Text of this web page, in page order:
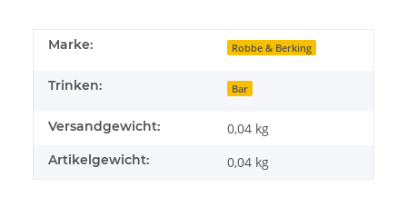
Marke: Robbe & Berking
Trinken: Bar
Versandgewicht: 0,04 kg
Artikelgewicht: 0,04 kg